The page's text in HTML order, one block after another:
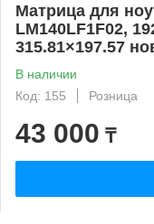
Матрица для
LM140LF1F02,
315.81×197.57
В наличии
Код: 155
Розница
43 000 ₸